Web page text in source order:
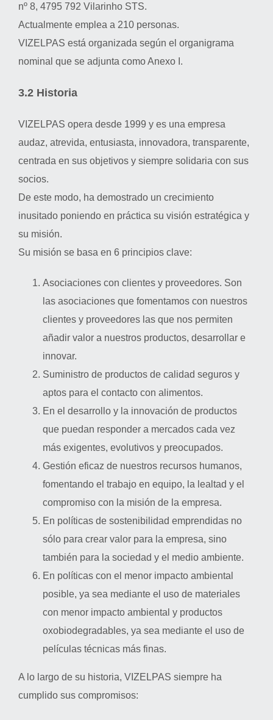
nº 8, 4795 792 Vilarinho STS.
Actualmente emplea a 210 personas.
VIZELPAS está organizada según el organigrama
nominal que se adjunta como Anexo I.
3.2 Historia
VIZELPAS opera desde 1999 y es una empresa
audaz, atrevida, entusiasta, innovadora, transparente,
centrada en sus objetivos y siempre solidaria con sus
socios.
De este modo, ha demostrado un crecimiento
inusitado poniendo en práctica su visión estratégica y
su misión.
Su misión se basa en 6 principios clave:
Asociaciones con clientes y proveedores. Son
las asociaciones que fomentamos con nuestros
clientes y proveedores las que nos permiten
añadir valor a nuestros productos, desarrollar e
innovar.
Suministro de productos de calidad seguros y
aptos para el contacto con alimentos.
En el desarrollo y la innovación de productos
que puedan responder a mercados cada vez
más exigentes, evolutivos y preocupados.
Gestión eficaz de nuestros recursos humanos,
fomentando el trabajo en equipo, la lealtad y el
compromiso con la misión de la empresa.
En políticas de sostenibilidad emprendidas no
sólo para crear valor para la empresa, sino
también para la sociedad y el medio ambiente.
En políticas con el menor impacto ambiental
posible, ya sea mediante el uso de materiales
con menor impacto ambiental y productos
oxobiodegradables, ya sea mediante el uso de
películas técnicas más finas.
A lo largo de su historia, VIZELPAS siempre ha
cumplido sus compromisos: